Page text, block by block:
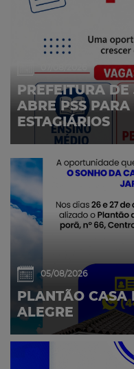
PREFEITURA
ABRE PSS
ESTAGIÁRIOS
05/08/2026
PLANTÃO CASA
ALEGRE